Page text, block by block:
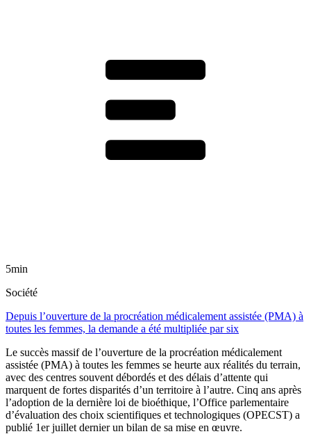
5min
Société
Depuis l’ouverture de la procréation médicalement assistée (PMA) à
toutes les femmes, la demande a été multipliée par six
Le succès massif de l’ouverture de la procréation médicalement
assistée (PMA) à toutes les femmes se heurte aux réalités du terrain,
avec des centres souvent débordés et des délais d’attente qui
marquent de fortes disparités d’un territoire à l’autre. Cinq ans après
l’adoption de la dernière loi de bioéthique, l’Office parlementaire
d’évaluation des choix scientifiques et technologiques (OPECST) a
publié 1er juillet dernier un bilan de sa mise en œuvre.